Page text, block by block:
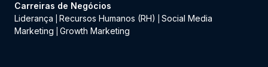
Carreiras de Negócios
Liderança
Recursos Humanos (RH)
Social Media
Marketing
Growth Marketing